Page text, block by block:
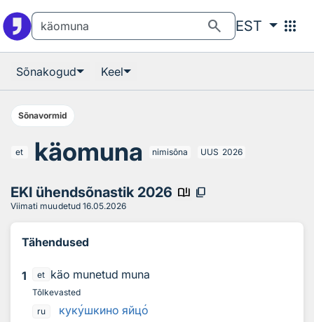
search EST apps
Sõnakogud Keel
Sõnavormid
et käomuna nimisõna UUS 2026
EKI ühendsõnastik 2026 book_ribbon content_copy
Viimati muudetud 16.05.2026
Tähendused
1 et käo munetud muna
Tõlkevasted
ru
кукушкино яйцо